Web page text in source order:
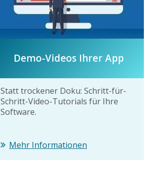
Demo-Videos Ihrer App
Statt trockener Doku: Schritt-für-
Schritt-Video-Tutorials für Ihre
Software.
Mehr Informationen